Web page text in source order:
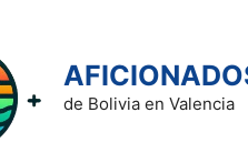
de Bolivia en Valencia